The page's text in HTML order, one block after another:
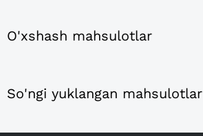
O'xshash mahsulotlar
So'ngi yuklangan mahsulotlar